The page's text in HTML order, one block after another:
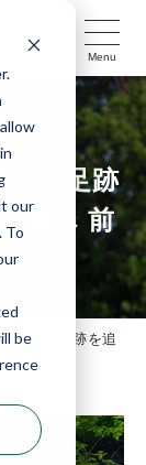
our
To
be
Menu
」の足跡
旅へ 前
説」の足跡を追